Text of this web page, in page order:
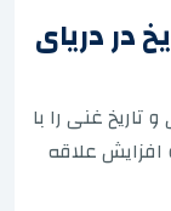
در دریای
غنی را با
علاقه